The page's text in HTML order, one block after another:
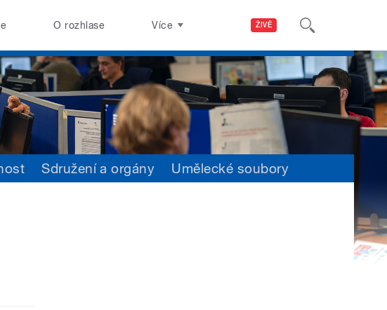
ŽIVĚ
O rozhlase Více
Sdružení a orgány Umělecké soubory